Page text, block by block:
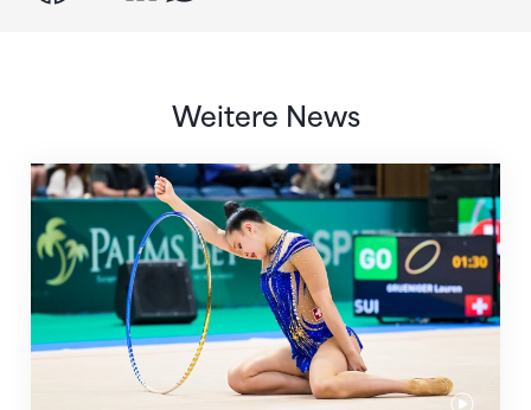
Weitere News
Nächster Halt: Weltmeisterschaft